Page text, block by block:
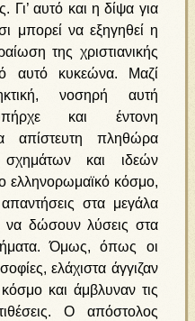
αυτό και η δίψα για
μπορεί να εξηγηθεί η
της χριστιανικής
αυτό κυκεώνα. Μαζί
νοσηρή αυτή
και έντονη
απίστευτη πληθώρα
και ιδεών
ελληνορωμαϊκό κόσμο,
στα μεγάλα
να δώσουν λύσεις στα
Όμως, όπως οι
ελάχιστα άγγιζαν
και άμβλυναν τις
Ο απόστολος